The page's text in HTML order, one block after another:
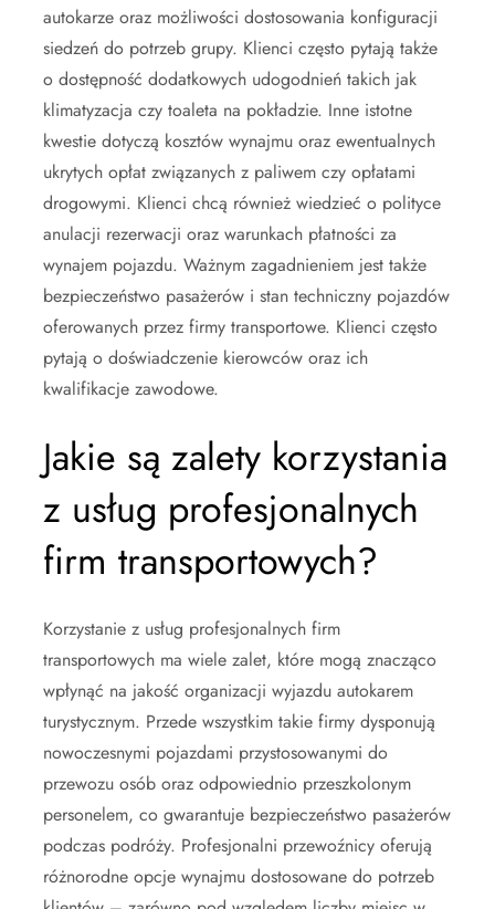
autokarze oraz możliwości dostosowania konfiguracji
siedzeń do potrzeb grupy. Klienci często pytają także
o dostępność dodatkowych udogodnień takich jak
klimatyzacja czy toaleta na pokładzie. Inne istotne
kwestie dotyczą kosztów wynajmu oraz ewentualnych
ukrytych opłat związanych z paliwem czy opłatami
drogowymi. Klienci chcą również wiedzieć o polityce
anulacji rezerwacji oraz warunkach płatności za
wynajem pojazdu. Ważnym zagadnieniem jest także
bezpieczeństwo pasażerów i stan techniczny pojazdów
oferowanych przez firmy transportowe. Klienci często
pytają o doświadczenie kierowców oraz ich
kwalifikacje zawodowe.
Jakie są zalety korzystania
z usług profesjonalnych
firm transportowych?
Korzystanie z usług profesjonalnych firm
transportowych ma wiele zalet, które mogą znacząco
wpłynąć na jakość organizacji wyjazdu autokarem
turystycznym. Przede wszystkim takie firmy dysponują
nowoczesnymi pojazdami przystosowanymi do
przewozu osób oraz odpowiednio przeszkolonym
personelem, co gwarantuje bezpieczeństwo pasażerów
podczas podróży. Profesjonalni przewoźnicy oferują
różnorodne opcje wynajmu dostosowane do potrzeb